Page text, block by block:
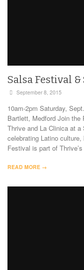
Salsa Festival
September 8, 2015
10am-2pm Saturday,
Bartlett, Medford Join the
Thrive and La Clinica at
celebrating Latino
Festival is part of
READ MORE →